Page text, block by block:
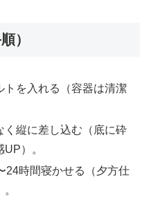
）
トを入れる（容器は清潔
く縦に差し込む（底に砕
）。
24時間寝かせる（夕方仕